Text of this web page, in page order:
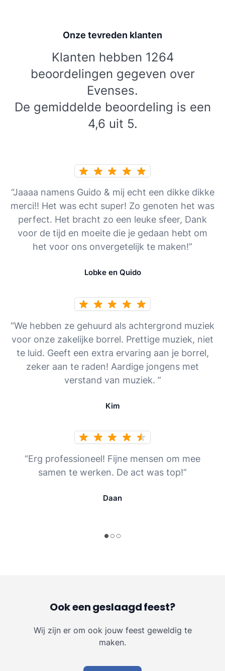
Onze tevreden klanten
Klanten hebben 1264
beoordelingen gegeven over
Evenses.
De gemiddelde beoordeling is een
4,6 uit 5.
“Jaaaa namens Guido & mij echt een dikke dikke
merci!! Het was echt super! Zo genoten het was
perfect. Het bracht zo een leuke sfeer, Dank
voor de tijd en moeite die je gedaan hebt om
het voor ons onvergetelijk te maken!”
Lobke en Quido
“We hebben ze gehuurd als achtergrond muziek
voor onze zakelijke borrel. Prettige muziek, niet
te luid. Geeft een extra ervaring aan je borrel,
zeker aan te raden! Aardige jongens met
verstand van muziek. ”
Kim
“Erg professioneel! Fijne mensen om mee
samen te werken. De act was top!”
Daan
Ook een geslaagd feest?
Wij zijn er om ook jouw feest geweldig te
maken.